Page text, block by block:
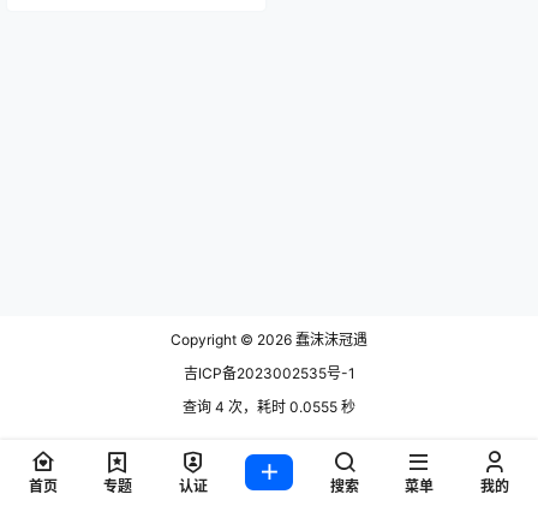
Copyright © 2026 蠢沫沫冠遇
吉ICP备2023002535号-1
查询 4 次，耗时 0.0555 秒
首页 专题 认证 搜索 菜单 我的